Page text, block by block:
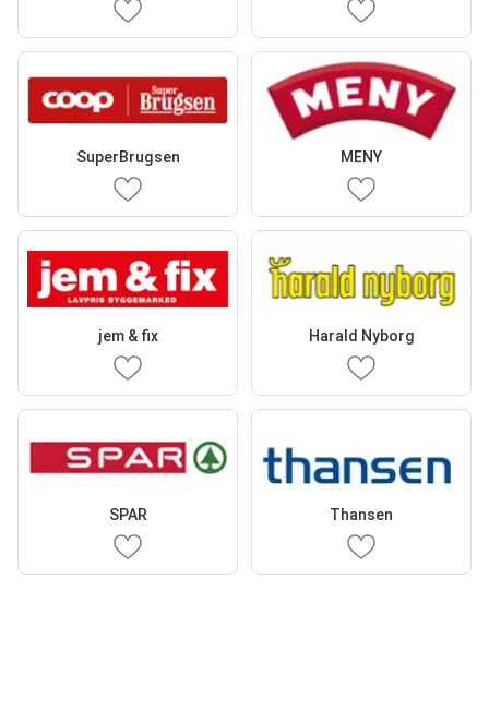
SuperBrugsen MENY
jem & fix Harald Nyborg
SPAR Thansen